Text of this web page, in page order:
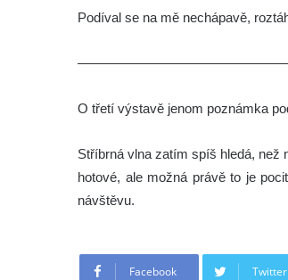
Podíval se na mě nechápavě,
O třetí výstavě jenom poznámka
Stříbrná vlna zatím spíš hledá, než
hotové, ale možná právě to je
návštěvu.
Facebook Twitter